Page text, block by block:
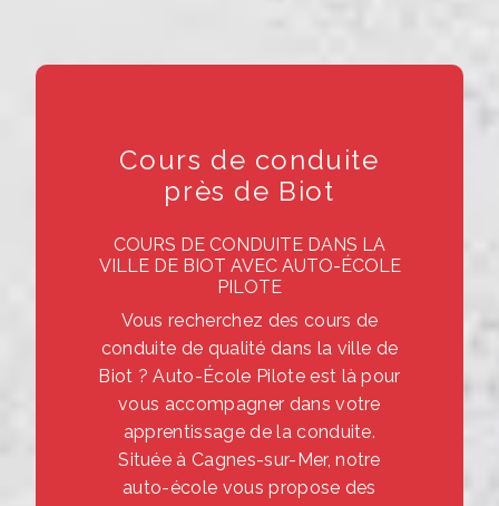
Cours de conduite
près de Biot
COURS DE CONDUITE DANS LA
VILLE DE BIOT AVEC AUTO-ÉCOLE
PILOTE
Vous recherchez des cours de
conduite de qualité dans la ville de
Biot ? Auto-École Pilote est là pour
vous accompagner dans votre
apprentissage de la conduite.
Située à Cagnes-sur-Mer, notre
auto-école vous propose des